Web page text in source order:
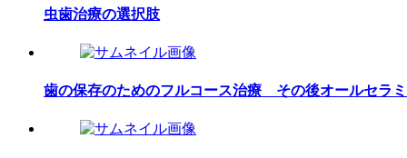
虫歯治療の選択肢
歯の保存のためのフルコース治療 その後オールセラ